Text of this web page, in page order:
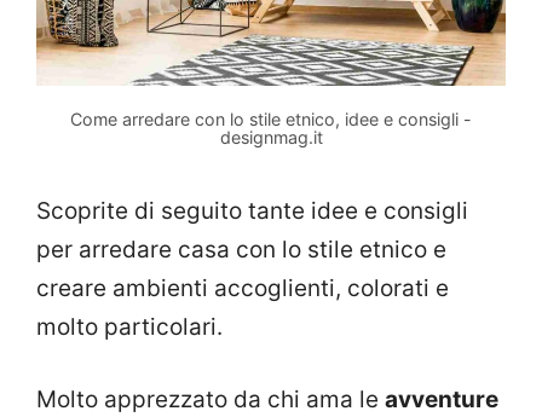
Come arredare con lo stile etnico, idee e consigli -
designmag.it
Scoprite di seguito tante idee e consigli
per arredare casa con lo stile etnico e
creare ambienti accoglienti, colorati e
molto particolari.
Molto apprezzato da chi ama le avventure